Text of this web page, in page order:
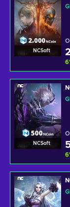
NCSoft
6
NCSoft
6